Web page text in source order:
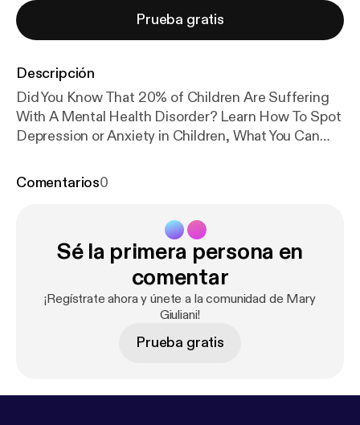
Prueba gratis
Descripción
Did You Know That 20% of Children Are Suffering
With A Mental Health Disorder? Learn How To Spot
Depression or Anxiety in Children, What You Can
Lorry Leigh Belhumeur, Licensed Psychologist &
Comentarios0
Sé la primera persona en
comentar
¡Regístrate ahora y únete a la comunidad de Mary
Giuliani!
Prueba gratis